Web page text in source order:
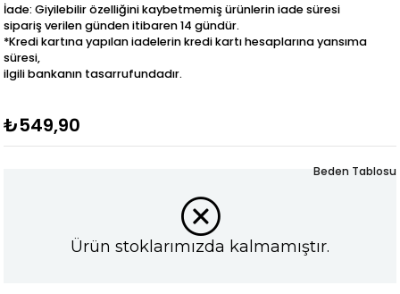
İade: Giyilebilir özelliğini kaybetmemiş ürünlerin iade süresi
sipariş verilen günden itibaren 14 gündür.
*Kredi kartına yapılan iadelerin kredi kartı hesaplarına yansıma
süresi,
ilgili bankanın tasarrufundadır.
₺549,90
Ürün stoklarımızda kalmamıştır.
Beden Tablosu